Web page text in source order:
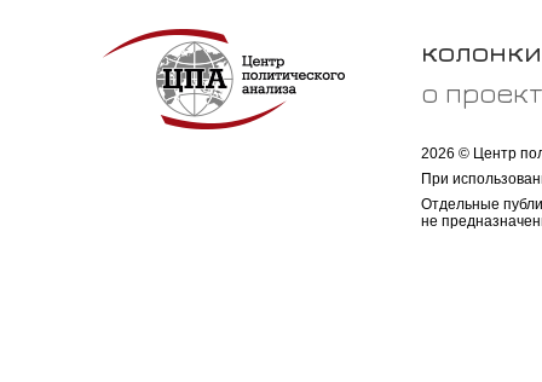
колонки
о
2026 © Центр
При
Отдельные
не